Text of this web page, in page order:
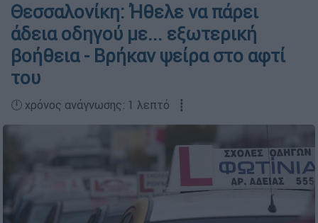
Θεσσαλονίκη: Ήθελε να πάρει
άδεια οδηγού με... εξωτερική
βοήθεια - Βρήκαν ψείρα στο αφτί
του
🕛 χρόνος ανάγνωσης: 1 λεπτό ┋